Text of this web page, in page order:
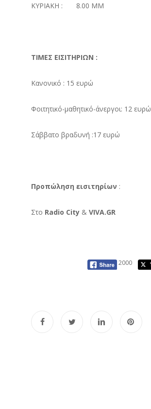
ΚΥΡΙΑΚΗ : 8.00 ΜΜ
ΤΙΜΕΣ ΕΙΣΙΤΗΡΙΩΝ :
Κανονικό : 15 ευρώ
Φοιτητικό-μαθητικό-άνεργοι: 12 ευρώ
Σάββατο βραδυνή :17 ευρώ
Προπώληση εισιτηρίων :
Στο Radio City & VIVA.GR
2000